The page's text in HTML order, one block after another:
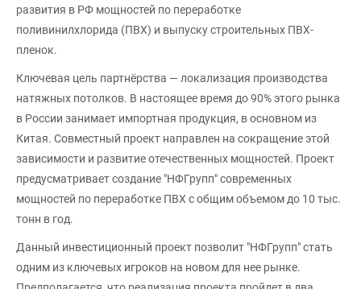
развития в РФ мощностей по переработке
поливинилхлорида (ПВХ) и выпуску строительных ПВХ-
пленок.
Ключевая цель партнёрства — локализация производства
натяжных потолков. В настоящее время до 90% этого рынка
в России занимает импортная продукция, в основном из
Китая. Совместный проект направлен на сокращение этой
зависимости и развитие отечественных мощностей. Проект
предусматривает создание "НФГрупп" современных
мощностей по переработке ПВХ с общим объемом до 10 тыс.
тонн в год.
Данный инвестиционный проект позволит "НФГрупп" стать
одним из ключевых игроков на новом для нее рынке.